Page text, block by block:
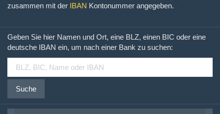
zusammen mit der IBAN Kontonummer angegeben.
Geben Sie hier Namen und Ort, eine BLZ, einen BIC oder eine
deutsche IBAN ein, um nach einer Bank zu suchen:
Suche